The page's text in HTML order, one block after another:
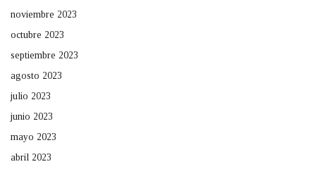
noviembre 2023
octubre 2023
septiembre 2023
agosto 2023
julio 2023
junio 2023
mayo 2023
abril 2023